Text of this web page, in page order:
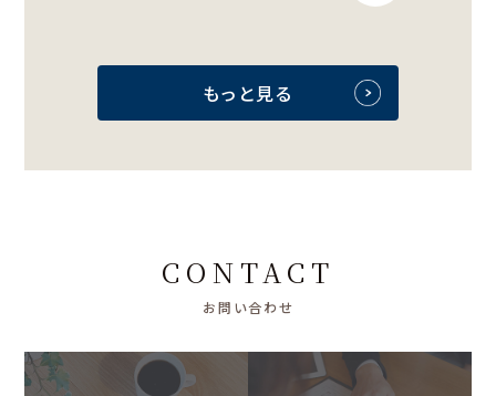
もっと見る
CONTACT
お問い合わせ